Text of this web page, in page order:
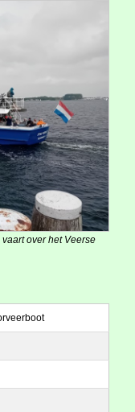
over het Veerse